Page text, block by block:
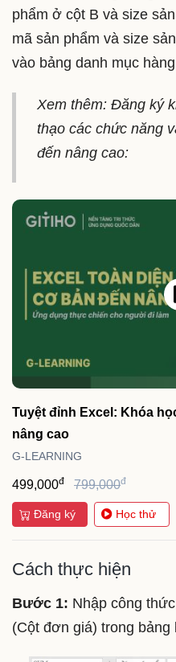
phẩm ở cột B và size
mã sản phẩm và size
vào bảng danh mục
Xem thêm: Đăng ký
thạo các chức năng
đến nâng cao:
Tuyệt đỉnh Excel: Khóa
nâng cao
G-LEARNING
499,000đ 799,000đ
Đăng ký Học thử
Cách thực hiện
Bước 1: Nhập công
(Cột đơn giá) trong bảng